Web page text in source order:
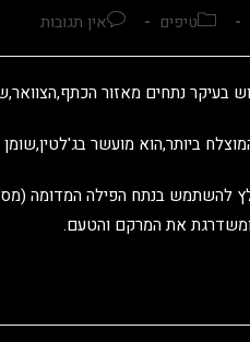
טיפים אין תגובות
נתחים מאזור
ומשדרגת את המרקם והטעם.